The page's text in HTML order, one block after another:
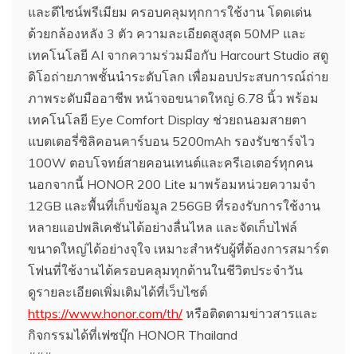
และดีไซน์พรีเมียม ครอบคลุมทุกการใช้งาน โดดเด่น
ด้วยกล้องหลัง 3 ตัว ความละเอียดสูงสุด 50MP และ
เทคโนโลยี AI จากความร่วมมือกับ Harcourt Studio สตู
ดิโอถ่ายภาพชั้นนำระดับโลก เพื่อมอบประสบการณ์ถ่าย
ภาพระดับมืออาชีพ หน้าจอขนาดใหญ่ 6.78 นิ้ว พร้อม
เทคโนโลยี Eye Comfort Display ช่วยถนอมสายตา
แบตเตอรี่ซิลิคอนคาร์บอน 5200mAh รองรับชาร์จไว
100W ตอบโจทย์สายคอนเทนต์และครีเอเตอร์ทุกคน
นอกจากนี้ HONOR 200 Lite มาพร้อมหน่วยความจำ
12GB และพื้นที่เก็บข้อมูล 256GB ที่รองรับการใช้งาน
หลายแอปพลิเคชันได้อย่างลื่นไหล และจัดเก็บไฟล์
ขนาดใหญ่ได้อย่างจุใจ เหมาะสำหรับผู้ที่ต้องการสมาร์ต
โฟนที่ใช้งานได้ครอบคลุมทุกด้านในชีวิตประจำวัน
ดูรายละเอียดเพิ่มเติมได้ที่เว็บไซต์
https://www.honor.com/th/ หรือติดตามข่าวสารและ
กิจกรรมได้ที่เฟซบุ๊ก HONOR Thailand